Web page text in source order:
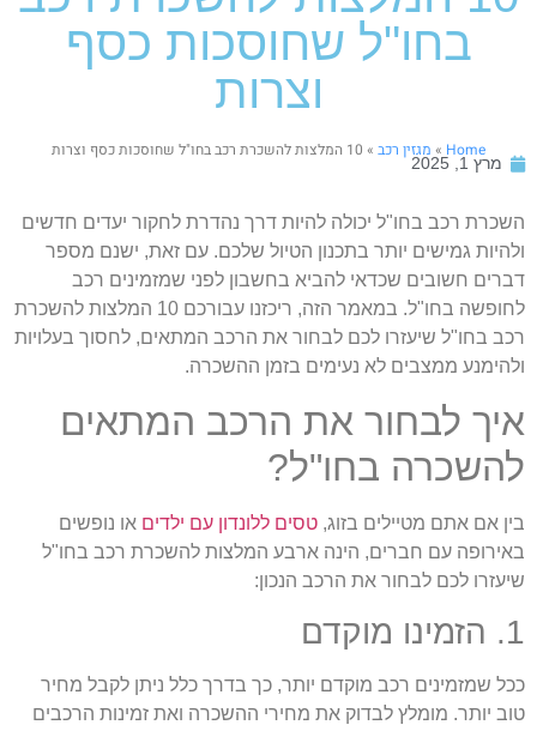
בחו"ל שחוסכות כסף
וצרות
Home
»מגזין רכב»10 המלצות להשכרת רכב בחו"ל שחוסכות כסף וצרות
מרץ 1, 2025
רכב בחו"ל יכולה להיות דרך נהדרת לחקור יעדים חדשים
גמישים יותר בתכנון הטיול שלכם. עם זאת, ישנם מספר
חשובים שכדאי להביא בחשבון לפני שמזמינים רכב
לחופשה בחו"ל. במאמר הזה, ריכזנו עבורכם 10 המלצות להשכרת
בחו"ל שיעזרו לכם לבחור את הרכב המתאים, לחסוך בעלויות
ממצבים לא נעימים בזמן ההשכרה.
לבחור את הרכב המתאים
בחו"ל?
אם אתם מטיילים בזוג,טסים ללונדון עם ילדיםאו נופשים
עם חברים, הינה ארבע המלצות להשכרת רכב בחו"ל
לכם לבחור את הרכב הנכון:
שמזמינים רכב מוקדם יותר, כך בדרך כלל ניתן לקבל מחיר
יותר. מומלץ לבדוק את מחירי ההשכרה ואת זמינות הרכבים